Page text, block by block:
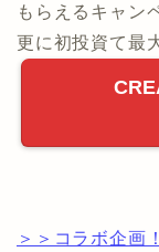
もらえるキャン
更に初投資て最
＞＞コラボ企画